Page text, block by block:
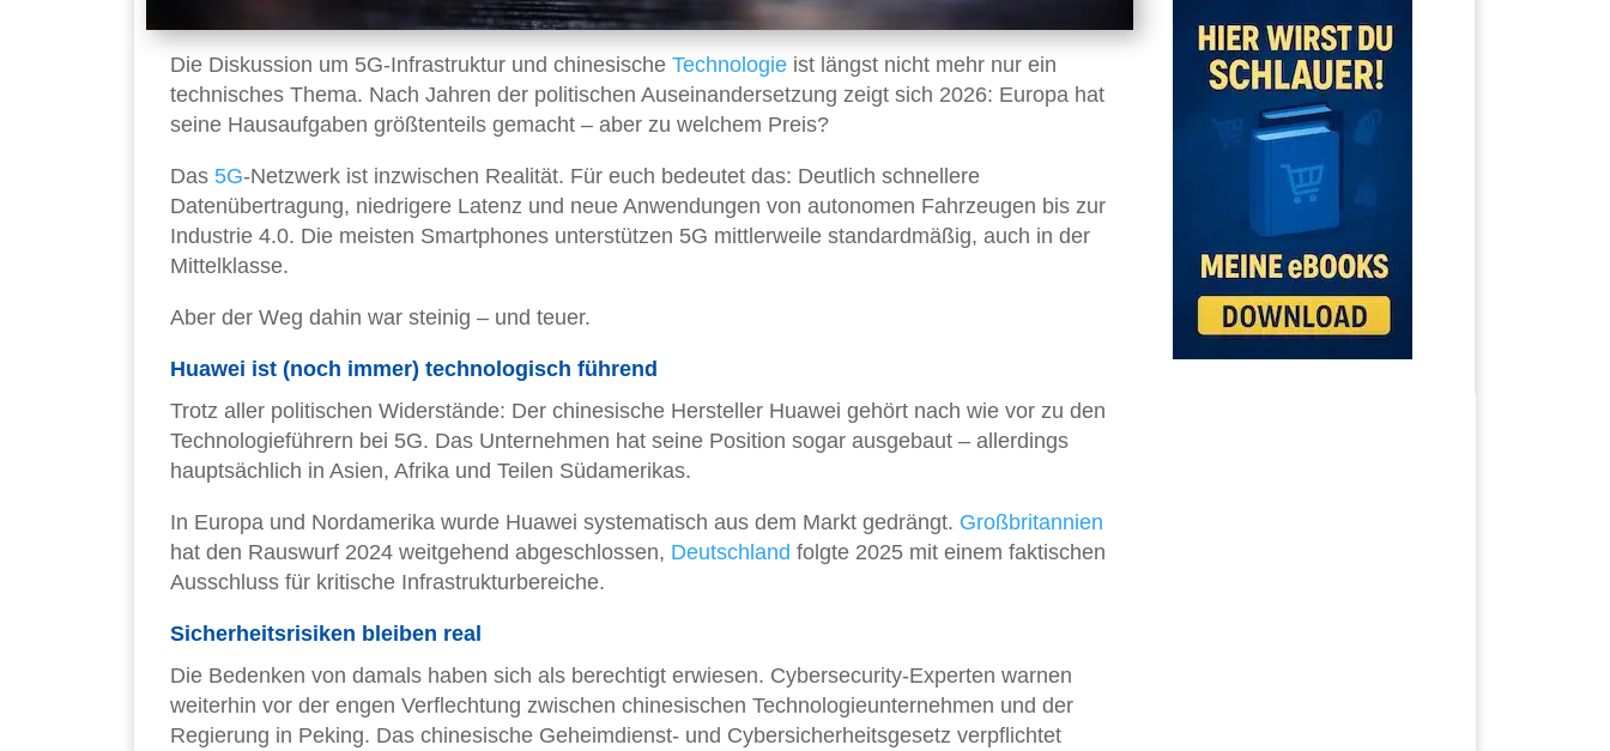
Die Diskussion um 5G-Infrastruktur und chinesische Technologie ist längst nicht mehr nur ein
technisches Thema. Nach Jahren der politischen Auseinandersetzung zeigt sich 2026: Europa hat
seine Hausaufgaben größtenteils gemacht – aber zu welchem Preis?
Das 5G-Netzwerk ist inzwischen Realität. Für euch bedeutet das: Deutlich schnellere
Datenübertragung, niedrigere Latenz und neue Anwendungen von autonomen Fahrzeugen bis zur
Industrie 4.0. Die meisten Smartphones unterstützen 5G mittlerweile standardmäßig, auch in der
Mittelklasse.
Aber der Weg dahin war steinig – und teuer.
Huawei ist (noch immer) technologisch führend
Trotz aller politischen Widerstände: Der chinesische Hersteller Huawei gehört nach wie vor zu den
Technologieführern bei 5G. Das Unternehmen hat seine Position sogar ausgebaut – allerdings
hauptsächlich in Asien, Afrika und Teilen Südamerikas.
In Europa und Nordamerika wurde Huawei systematisch aus dem Markt gedrängt. Großbritannien
hat den Rauswurf 2024 weitgehend abgeschlossen, Deutschland folgte 2025 mit einem faktischen
Ausschluss für kritische Infrastrukturbereiche.
Sicherheitsrisiken bleiben real
Die Bedenken von damals haben sich als berechtigt erwiesen. Cybersecurity-Experten warnen
weiterhin vor der engen Verflechtung zwischen chinesischen Technologieunternehmen und der
Regierung in Peking. Das chinesische Geheimdienst- und Cybersicherheitsgesetz verpflichtet